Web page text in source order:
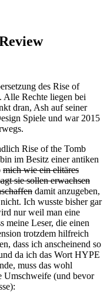
des Rise of
. Alle Rechte liegen bei
dran, Ash auf seiner
Spiele und war 2015
Rise of the Tomb
im Besitz einer antiken
mich wie ein elitäres
sie sollen erwachsen
damit anzugeben,
Ich wusste bisher gar
nur weil man eine
meine Leser, die einen
trotzdem hilfreich
dass ich anscheinend so
da ich das Wort HYPE
muss das wohl
Umschweife (und bevor